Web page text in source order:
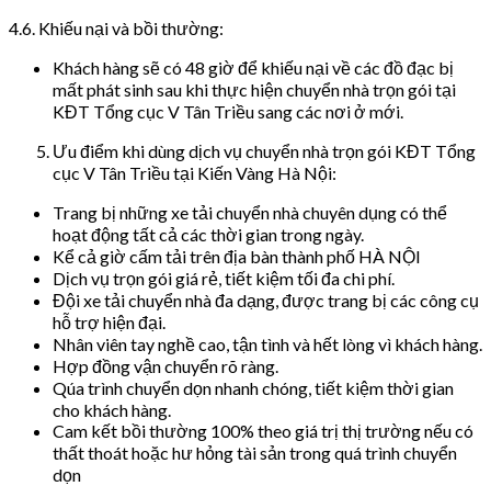
4.6. Khiếu nại và bồi thường:
Khách hàng sẽ có 48 giờ để khiếu nại về các đồ đạc bị
mất phát sinh sau khi thực hiện chuyển nhà trọn gói tại
KĐT Tổng cục V Tân Triều sang các nơi ở mới.
Ưu điểm khi dùng dịch vụ chuyển nhà trọn gói KĐT Tổng
cục V Tân Triều tại Kiến Vàng Hà Nội:
Trang bị những xe tải chuyển nhà chuyên dụng có thể
hoạt động tất cả các thời gian trong ngày.
Kể cả giờ cấm tải trên địa bàn thành phố HÀ NỘI
Dịch vụ trọn gói giá rẻ, tiết kiệm tối đa chi phí.
Đội xe tải chuyển nhà đa dạng, được trang bị các công cụ
hỗ trợ hiện đại.
Nhân viên tay nghề cao, tận tình và hết lòng vì khách hàng.
Hợp đồng vận chuyển rõ ràng.
Qúa trình chuyển dọn nhanh chóng, tiết kiệm thời gian
cho khách hàng.
Cam kết bồi thường 100% theo giá trị thị trường nếu có
thất thoát hoặc hư hỏng tài sản trong quá trình chuyển
dọn